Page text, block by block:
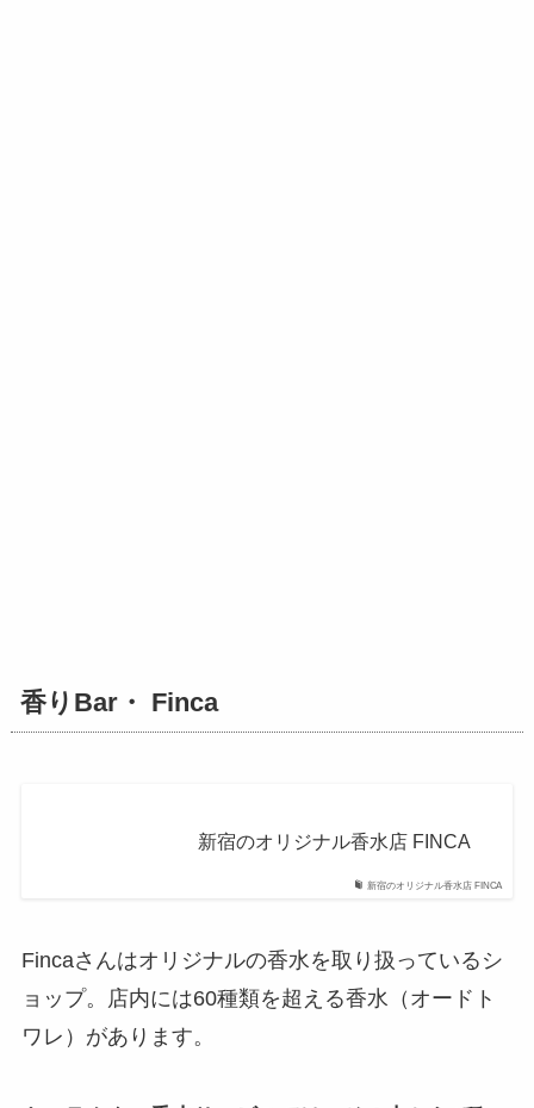
香りBar・ Finca
新宿のオリジナル香水店 FINCA
新宿のオリジナル香水店 FINCA
Fincaさんはオリジナルの香水を取り扱っているシ
ョップ。店内には60種類を超える香水（オードト
ワレ）があります。